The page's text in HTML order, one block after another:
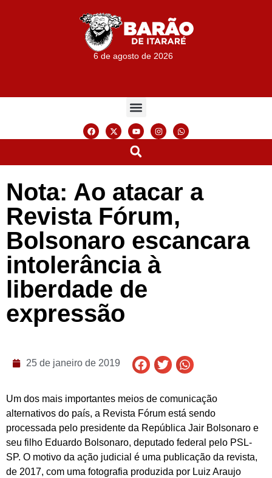
6 de agosto de 2026
Nota: Ao atacar a
Revista Fórum,
Bolsonaro escancara
intolerância à
liberdade de
expressão
25 de janeiro de 2019
Um dos mais importantes meios de comunicação
alternativos do país, a Revista Fórum está sendo
processada pelo presidente da República Jair Bolsonaro e
seu filho Eduardo Bolsonaro, deputado federal pelo PSL-
SP. O motivo da ação judicial é uma publicação da revista,
de 2017, com uma fotografia produzida por Luiz Araujo